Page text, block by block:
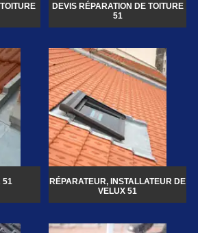
DEVIS RÉPARATION DE TOITURE
51
51
RÉPARATEUR, INSTALLATEUR DE
VELUX 51